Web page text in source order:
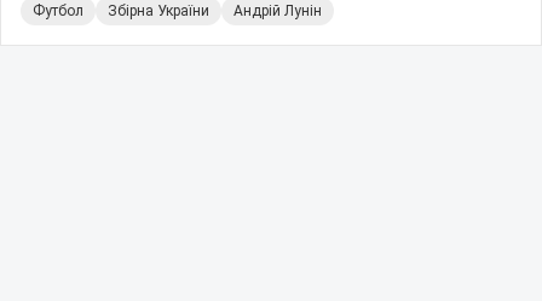
Футбол Збірна України Андрій Лунін